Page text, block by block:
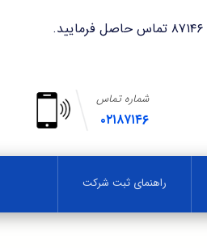
شماره تماس
۰۲۱۸۷۱۴۶
راهنمای ثبت شرکت